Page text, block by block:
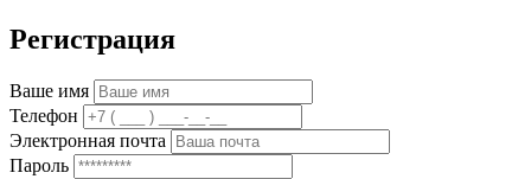
Регистрация
Ваше имя
Телефон
Электронная почта
Пароль